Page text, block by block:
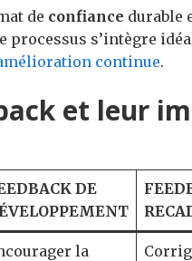
de confiance durable
processus s’intègre
continue.
et leur
DE
la